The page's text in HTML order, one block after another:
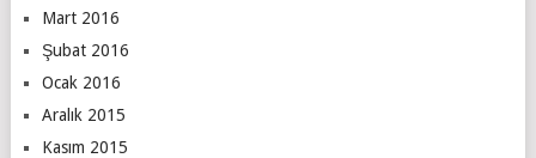
Mart 2016
Şubat 2016
Ocak 2016
Aralık 2015
Kasım 2015